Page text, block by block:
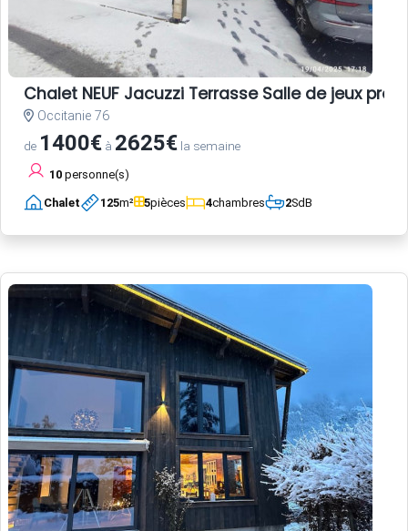
Chalet NEUF Jacuzzi Terrasse Salle de jeux
Occitanie 76
de 1400€ à 2625€ la semaine
10 personne(s)
Chalet 125m² 5pièces 4chambres 2SdB